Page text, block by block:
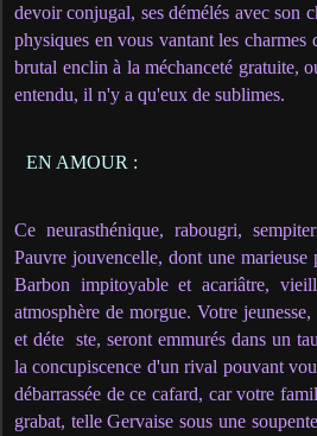
devoir conjugal, ses démélés avec son
physiques en vous vantant les
brutal enclin à la méchanceté gratuite,
entendu, il n'y a qu'eux de sublimes.
EN AMOUR :
Ce neurasthénique, rabougri,
Pauvre jouvencelle, dont une
Barbon impitoyable et acariâtre,
atmosphère de morgue. Votre
et déte ste, seront emmurés dans un
la concupiscence d'un rival pouvant
débarrassée de ce cafard, car votre
grabat, telle Gervaise sous une